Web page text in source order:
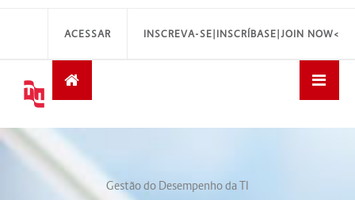
INSCREVA-SE|INSCRÍBASE|JOIN NOW<
ACESSAR
Gestão do Desempenho da TI